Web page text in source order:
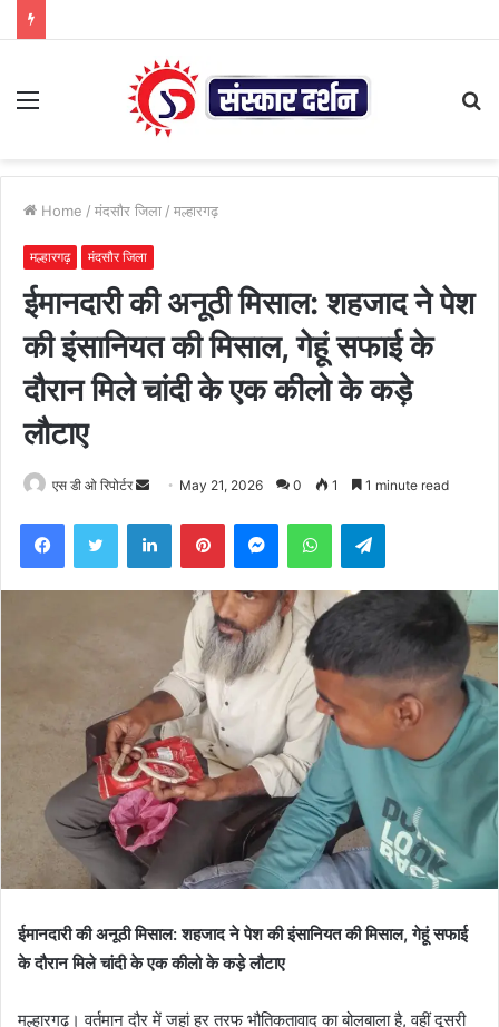
Menu
Home / मंदसौर जिला / मल्हारगढ़
मल्हारगढ़ मंदसौर जिला
ईमानदारी की अनूठी मिसाल: शहजाद ने पेश
की इंसानियत की मिसाल, गेहूं सफाई के
दौरान मिले चांदी के एक कीलो के कड़े
लौटाए
एस डी ओ रिपोर्टर
Send May 21, 2026 0 1 1 minute read
FacebookTwitter LinkedInPinterestMessengerWhatsAppTelegram
ईमानदारी की अनूठी मिसाल: शहजाद ने पेश की इंसानियत की मिसाल, गेहूं सफाई
के दौरान मिले चांदी के एक कीलो के कड़े लौटाए
मल्हारगढ़। वर्तमान दौर में जहां हर तरफ भौतिकतावाद का बोलबाला है, वहीं दूसरी